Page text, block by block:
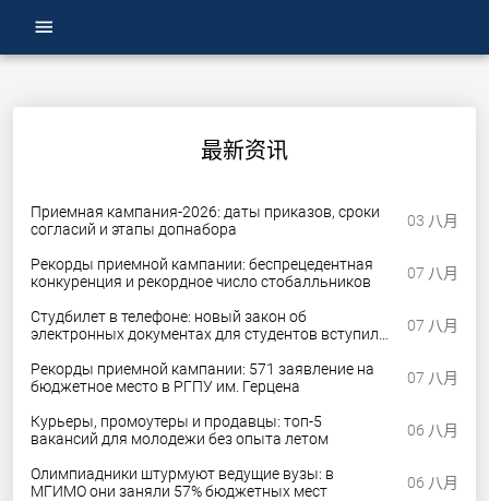
menu
最新资讯
Приемная кампания-2026: даты приказов, сроки
согласий и этапы допнабора
03 八月
Рекорды приемной кампании: беспрецедентная
конкуренция и рекордное число стобалльников
07 八月
Студбилет в телефоне: новый закон об
электронных документах для студентов вступил
07 八月
Рекорды приемной кампании: 571 заявление на
бюджетное место в РГПУ им. Герцена
07 八月
Курьеры, промоутеры и продавцы: топ-5
вакансий для молодежи без опыта летом
06 八月
Олимпиадники штурмуют ведущие вузы: в
МГИМО они заняли 57% бюджетных мест
06 八月